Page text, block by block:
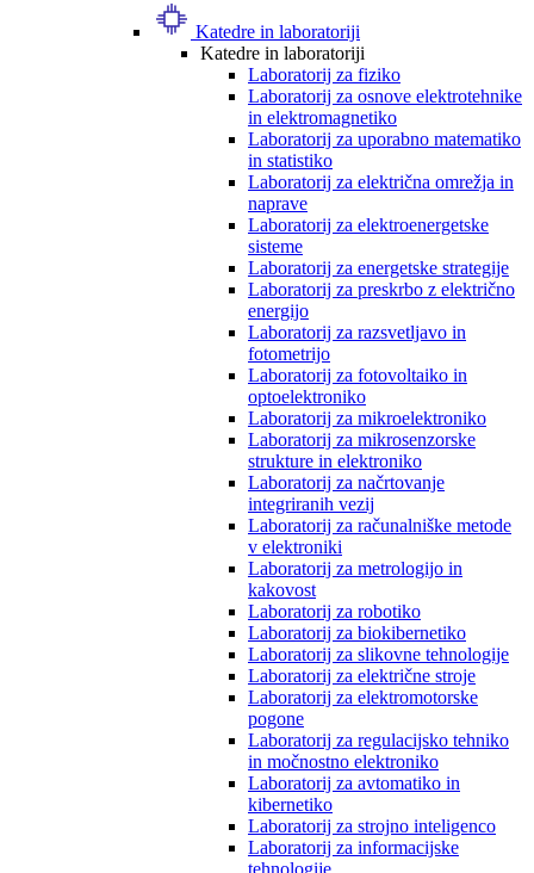
Katedre in laboratoriji
Katedre in laboratoriji
Laboratorij za fiziko
Laboratorij za osnove elektrotehnike
in elektromagnetiko
Laboratorij za uporabno matematiko
in statistiko
Laboratorij za električna omrežja in
naprave
Laboratorij za elektroenergetske
sisteme
Laboratorij za energetske strategije
Laboratorij za preskrbo z električno
energijo
Laboratorij za razsvetljavo in
fotometrijo
Laboratorij za fotovoltaiko in
optoelektroniko
Laboratorij za mikroelektroniko
Laboratorij za mikrosenzorske
strukture in elektroniko
Laboratorij za načrtovanje
integriranih vezij
Laboratorij za računalniške metode
v elektroniki
Laboratorij za metrologijo in
kakovost
Laboratorij za robotiko
Laboratorij za biokibernetiko
Laboratorij za slikovne tehnologije
Laboratorij za električne stroje
Laboratorij za elektromotorske
pogone
Laboratorij za regulacijsko tehniko
in močnostno elektroniko
Laboratorij za avtomatiko in
kibernetiko
Laboratorij za strojno inteligenco
Laboratorij za informacijske
tehnologije